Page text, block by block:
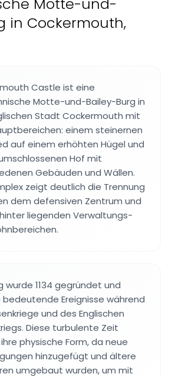
in Cockermouth,
Castle ist eine
Motte-und-Bailey-Burg in
Stadt Cockermouth mit
einem steinernen
auf einem erhöhten Hügel und
Hof mit
Gebäuden und Wällen.
zeigt deutlich die Trennung
dem defensiven Zentrum und
liegenden Verwaltungs-
wurde 1134 gegründet und
Ereignisse während
und des Englischen
Diese turbulente Zeit
physische Form, da neue
hinzugefügt und ältere
umgebaut wurden, um mit